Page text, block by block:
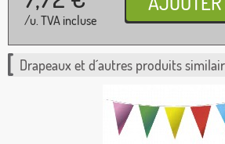
/u. TVA incluse
Drapeaux et d´autres produits